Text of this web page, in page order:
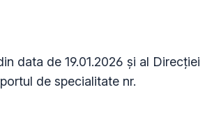
data de 19.01.2026 și al Direcției
de specialitate nr.